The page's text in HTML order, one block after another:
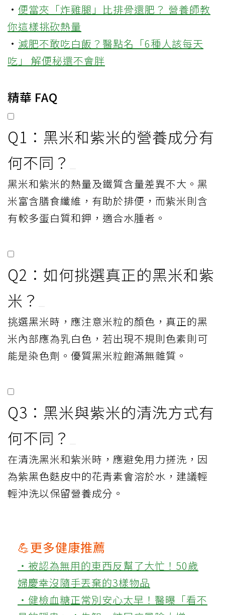
· 便當夾「炸雞腿」比排骨還肥？ 營養師教
你這樣挑砍熱量
· 減肥不敢吃白飯？醫點名「6種人該每天
吃」 解便秘還不會胖
精華 FAQ
Q1：黑米和紫米的營養成分有
何不同？
黑米和紫米的熱量及鐵質含量差異不大。黑
米富含膳食纖維，有助於排便，而紫米則含
有較多蛋白質和鉀，適合水腫者。
Q2：如何挑選真正的黑米和紫
米？
挑選黑米時，應注意米粒的顏色，真正的黑
米內部應為乳白色，若出現不規則色素則可
能是染色劑。優質黑米粒飽滿無雜質。
Q3：黑米與紫米的清洗方式有
何不同？
在清洗黑米和紫米時，應避免用力搓洗，因
為紫黑色麩皮中的花青素會溶於水，建議輕
輕沖洗以保留營養成分。
💪更多健康推薦
‧被認為無用的東西反幫了大忙！50歲
婦慶幸沒隨手丟棄的3樣物品
‧健檢血糖正常別安心太早！醫曝「看不